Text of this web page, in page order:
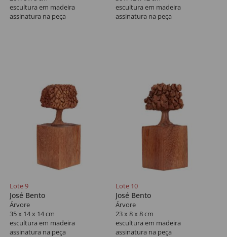
escultura em madeira
assinatura na peça
escultura em madeira
assinatura na peça
Lote 9
José Bento
Árvore
35 x 14 x 14 cm
escultura em madeira
assinatura na peça
Lote 10
José Bento
Árvore
23 x 8 x 8 cm
escultura em madeira
assinatura na peça